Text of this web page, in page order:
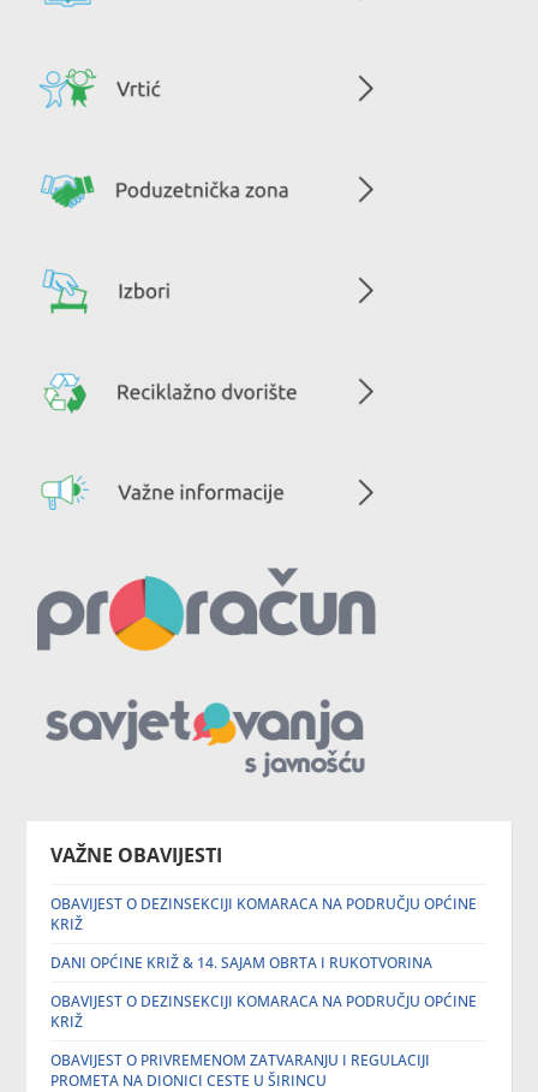
VAŽNE OBAVIJESTI
OBAVIJEST O DEZINSEKCIJI KOMARACA NA PODRUČJU OPĆINE
KRIŽ
DANI OPĆINE KRIŽ & 14. SAJAM OBRTA I RUKOTVORINA
OBAVIJEST O DEZINSEKCIJI KOMARACA NA PODRUČJU OPĆINE
KRIŽ
OBAVIJEST O PRIVREMENOM ZATVARANJU I REGULACIJI
PROMETA NA DIONICI CESTE U ŠIRINCU